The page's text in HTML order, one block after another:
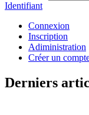
Identifiant
Connexion
Inscription
Adiministration
Créer un
Derniers